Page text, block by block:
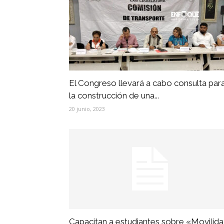
El Congreso llevará a cabo consulta
la construcción de una...
20 junio, 2023
Capacitan a estudiantes sobre